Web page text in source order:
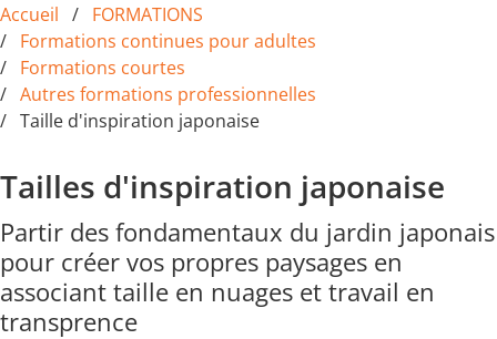
Accueil
FORMATIONS
Formations continues pour adultes
Formations courtes
Autres formations professionnelles
Taille d'inspiration japonaise
Tailles d'inspiration japonaise
Partir des fondamentaux du jardin japonais
pour créer vos propres paysages en
associant taille en nuages et travail en
transprence